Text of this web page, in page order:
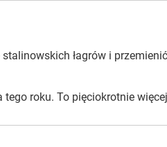
łagrów i
roku. To pięciokrotnie